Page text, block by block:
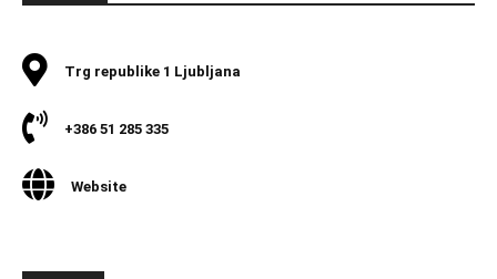
Trg republike 1 Ljubljana
+386 51 285 335
Website